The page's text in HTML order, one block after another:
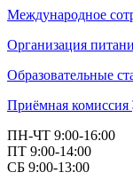
Международное
Организация
Образовательные
Приёмная комиссия
ПН-ЧТ 9:00-16:00
ПТ 9:00-14:00
СБ 9:00-13:00